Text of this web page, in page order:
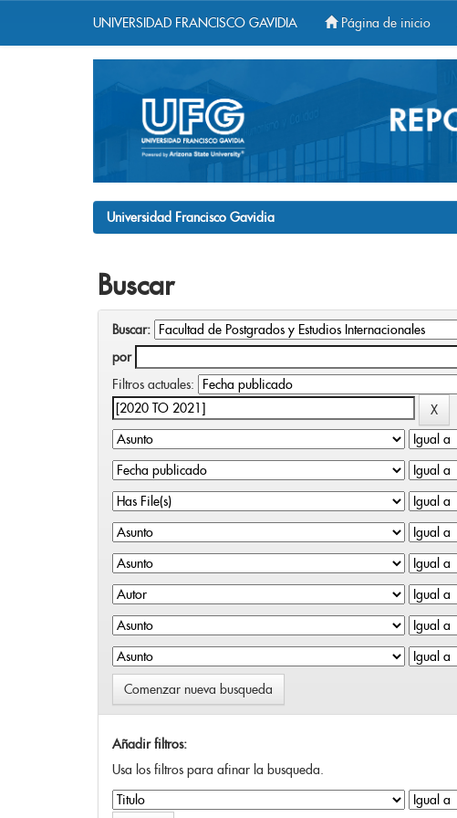
UNIVERSIDAD FRANCISCO GAVIDIA Página de inicio
Universidad Francisco Gavidia
Buscar
Buscar:
por
Filtros actuales:
Comenzar nueva busqueda
Añadir filtros:
Usa los filtros para afinar la busqueda.